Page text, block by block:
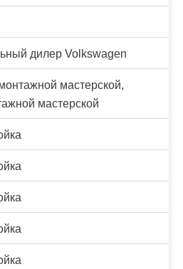
дилер Volkswagen
мастерской,
мастерской